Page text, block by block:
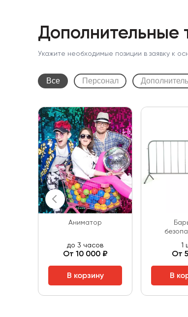
Дополнительные
Укажите необходимые позиции в заявку к
Все Персонал
Аниматор
до 3 часов
От 10 000 ₽
В корзину
1
От
В